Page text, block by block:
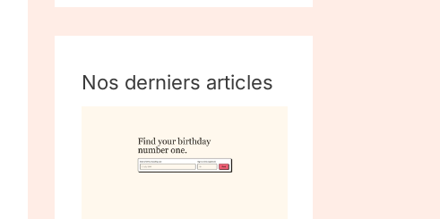
Nos derniers articles